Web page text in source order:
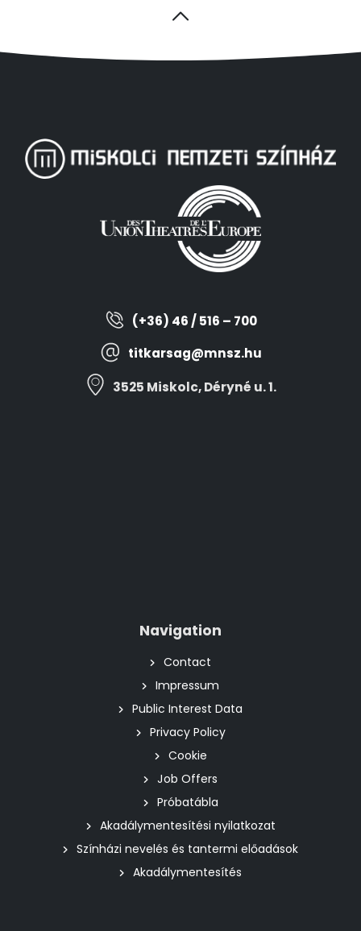
(+36) 46 / 516 – 700
titkarsag@mnsz.hu
3525 Miskolc, Déryné u. 1.
Navigation
Contact
Impressum
Public Interest Data
Privacy Policy
Cookie
Job Offers
Próbatábla
Akadálymentesítési nyilatkozat
Színházi nevelés és tantermi előadások
Akadálymentesítés